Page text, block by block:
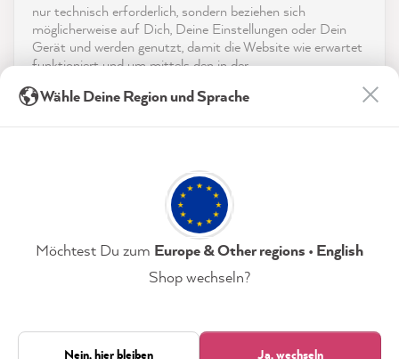
Auszeichnungen
nur technisch erforderlich, sondern beziehen sich
möglicherweise auf Dich, Deine Einstellungen oder Dein
Gerät und werden genutzt, damit die Website wie erwartet
funktioniert und um mittels den in der
der Webseite für deren Optimierung zu analysieren sowie
(jederzeit widerruflich) diesen Datenverarbeitungen
Datenschutzerklärung Impressum Einstellungen
Nur technisch Erforderliche
Verifizierter Kunde
Die Farbe deckt super und trocknet so schön
Teilen
Hans-joachim m
Verifizierter Kunde
Hilfreich
Facebook
6.8.2026
Wähle Deine Region und Sprache
Möchtest Du zum Europe & Other regions • English
Shop wechseln?
Nein, hier bleiben Ja, wechseln